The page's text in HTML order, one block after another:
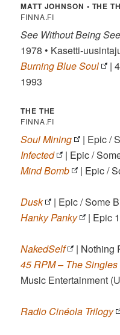
MATT JOHNSON • THE
FINNA.FI
See Without Being
1978 • Kasetti-
Burning Blue Soul
|
1993
THE THE
FINNA.FI
Soul Mining
| Epic /
Infected
| Epic /
Mind Bomb
| Epic /
Dusk
| Epic / Some
Hanky Panky
| Epic
NakedSelf
| Nothing
45 RPM – The
Music Entertainment
Radio Cinéola Trilogy